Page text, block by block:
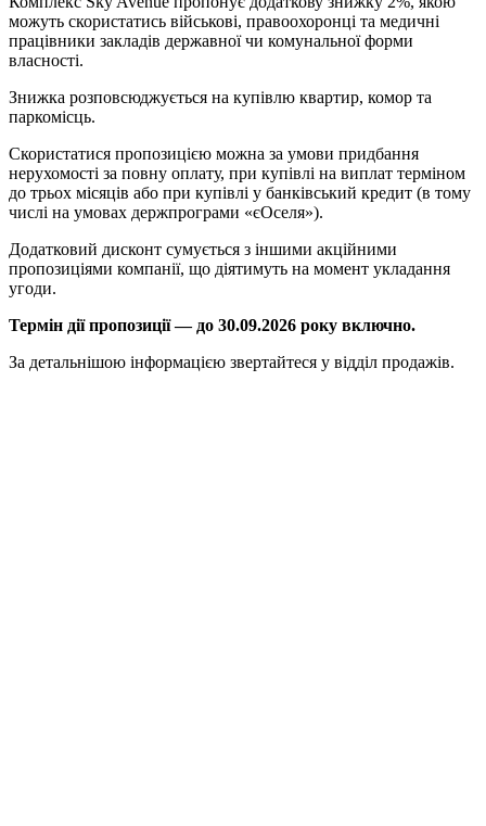
можуть скористатись військові, правоохоронці та медичні
працівники закладів державної чи комунальної форми
власності.
Знижка розповсюджується на купівлю квартир, комор та
паркомісць.
Скористатися пропозицією можна за умови придбання
нерухомості за повну оплату, при купівлі на виплат терміном
до трьох місяців або при купівлі у банківський кредит (в тому
числі на умовах держпрограми «єОселя»).
Додатковий дисконт сумується з іншими акційними
пропозиціями компанії, що діятимуть на момент укладання
угоди.
Термін дії пропозиції — до 30.09.2026 року включно.
За детальнішою інформацією звертайтеся у відділ продажів.